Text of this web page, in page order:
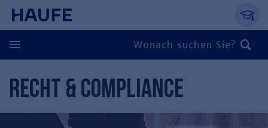
Springe direkt zum Hauptinhalt, zur
Zum Hauptinhalt springen
Zur Navigation springen
Zur Suche springen
Zurück
RECHT & COMPLIANCE